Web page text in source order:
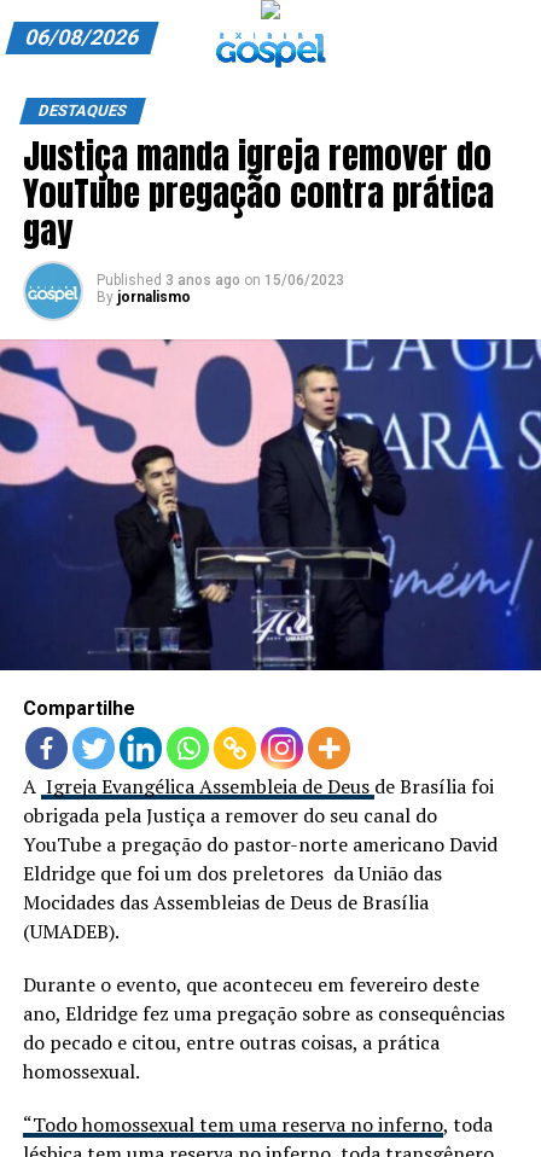
ANUNCIE CONOSCO
ASSINE
CARRINHO
EDITORIAL
ENTREVISTAS
EXPEDIENTE
FINALIZAR COMPRA
LANÇAMENTOS
06/08/2026
DESTAQUES
Justiça manda igreja remover do
YouTube pregação contra prática
gay
Published 3 anos ago on 15/06/2023
By jornalismo
Compartilhe
A Igreja Evangélica Assembleia de Deus de Brasília foi
obrigada pela Justiça a remover do seu canal do
YouTube a pregação do pastor-norte americano David
Eldridge que foi um dos preletores da União das
Mocidades das Assembleias de Deus de Brasília
(UMADEB).
Durante o evento, que aconteceu em fevereiro deste
ano, Eldridge fez uma pregação sobre as consequências
do pecado e citou, entre outras coisas, a prática
homossexual.
“Todo homossexual tem uma reserva no inferno, toda